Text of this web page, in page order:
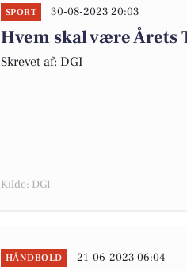
SPORT 30-08-2023 20:03
Hvem skal være Årets
Skrevet af: DGI
Kilde: DGI
HÅNDBOLD 21-06-2023 06:04